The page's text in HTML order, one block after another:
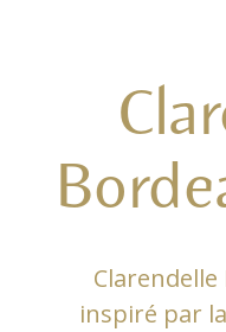
inspiré par